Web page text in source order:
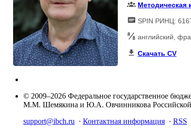
Методическая
SPIN РИНЦ:
английский,
Скачать CV
© 2009–2026 Федеральное государственное
М.М. Шемякина и Ю.А. Овчинникова
support@ibch.ru · Контактная информация · RSS